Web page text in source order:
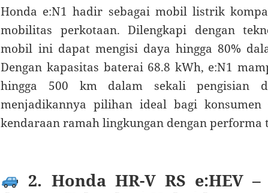
Honda e:N1 hadir sebagai mobil listrik
mobilitas perkotaan. Dilengkapi dengan
mobil ini dapat mengisi daya hingga 80%
Dengan kapasitas baterai 68.8 kWh, e:N1
hingga 500 km dalam sekali pengisian
menjadikannya pilihan ideal bagi konsumen
kendaraan ramah lingkungan dengan performa
2. Honda HR-V RS e:HEV